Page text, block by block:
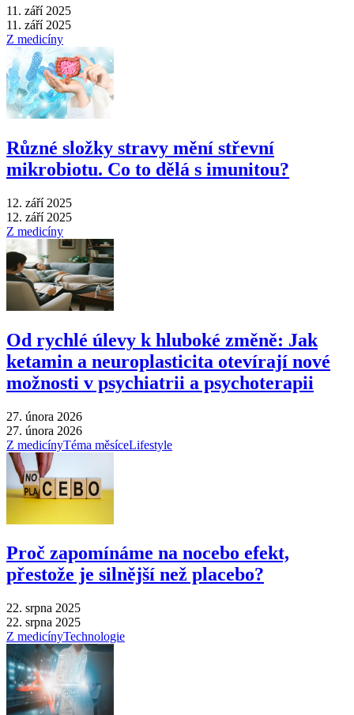
11. září 2025
11. září 2025
Z medicíny
Různé složky stravy mění střevní
mikrobiotu. Co to dělá s imunitou?
12. září 2025
12. září 2025
Z medicíny
Od rychlé úlevy k hluboké změně: Jak
ketamin a neuroplasticita otevírají nové
možnosti v psychiatrii a psychoterapii
27. února 2026
27. února 2026
Z medicínyTéma měsíceLifestyle
Proč zapomínáme na nocebo efekt,
přestože je silnější než placebo?
22. srpna 2025
22. srpna 2025
Z medicínyTechnologie